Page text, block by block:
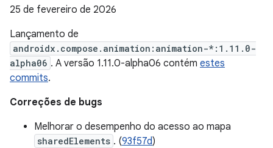
25 de fevereiro de 2026
Lançamento de
androidx.compose.animation:animation-*:1.11.0-
alpha06 . A versão 1.11.0-alpha06 contém estes
commits.
Correções de bugs
Melhorar o desempenho do acesso ao mapa
sharedElements . (93f57d)